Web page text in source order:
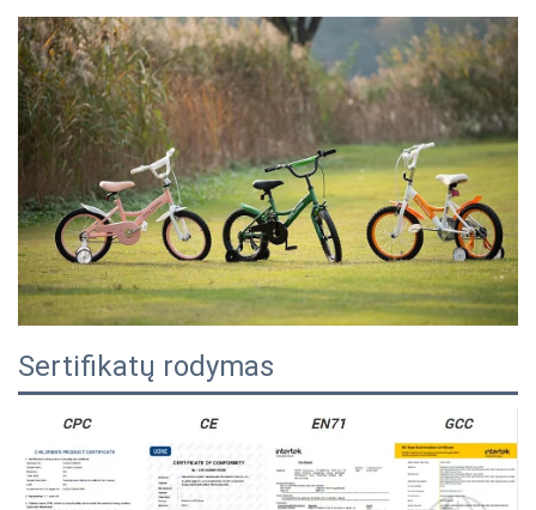
Sertifikatų rodymas